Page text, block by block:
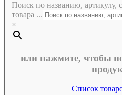
Поиск по названию, артикулу,
товара ...
×
или нажмите, чтобы
Список